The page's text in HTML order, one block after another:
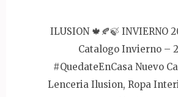
ILUSION 🍁🍂🍃 INVIERNO
Catalogo Invierno –
#QuedateEnCasa Nuevo
Lenceria Ilusion, Ropa